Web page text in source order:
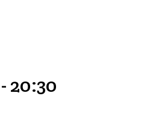
-20:30